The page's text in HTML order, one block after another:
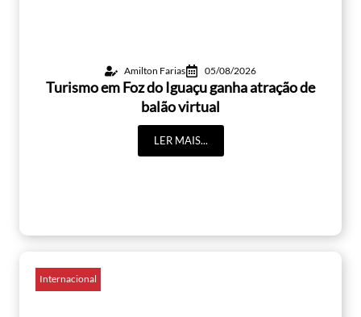
Amilton Farias 05/08/2026
Turismo em Foz do Iguaçu ganha atração de
balão virtual
LER MAIS...
Internacional